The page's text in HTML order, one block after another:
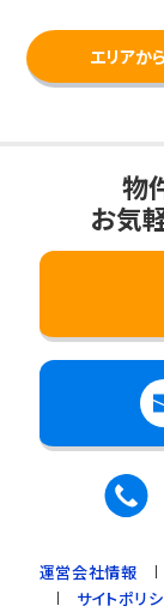
エリアか
物
お気
運営会社情報
サイトポリ